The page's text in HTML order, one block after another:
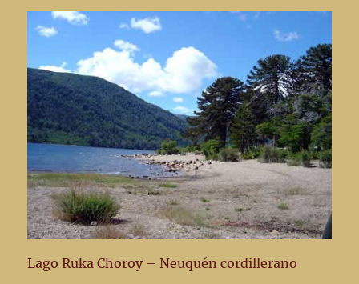
Lago Ruka Choroy – Neuquén cordillerano